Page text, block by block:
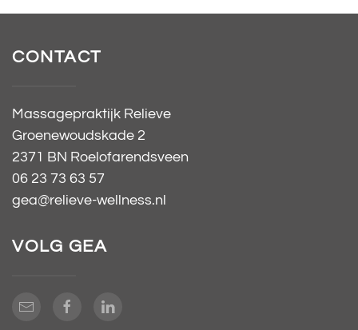
CONTACT
Massagepraktijk Relieve
Groenewoudskade 2
2371 BN Roelofarendsveen
06 23 73 63 57
gea@relieve-wellness.nl
VOLG GEA